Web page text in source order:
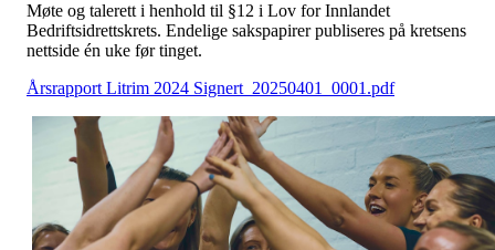
Møte og talerett i henhold til §12 i Lov for Innlandet
Bedriftsidrettskrets. Endelige sakspapirer publiseres på kretsens
nettside én uke før tinget.
Årsrapport Litrim 2024 Signert_20250401_0001.pdf